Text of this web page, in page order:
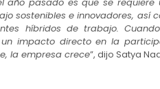
sostenibles e innovadores,
híbridos de trabajo.
impacto directo en la
la empresa crece”, dijo Satya